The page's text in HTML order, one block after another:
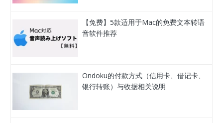
【免费】5款适用于Mac的免费文本转语
音软件推荐
Ondoku的付款方式（信用卡、借记卡、
银行转账）与收据相关说明